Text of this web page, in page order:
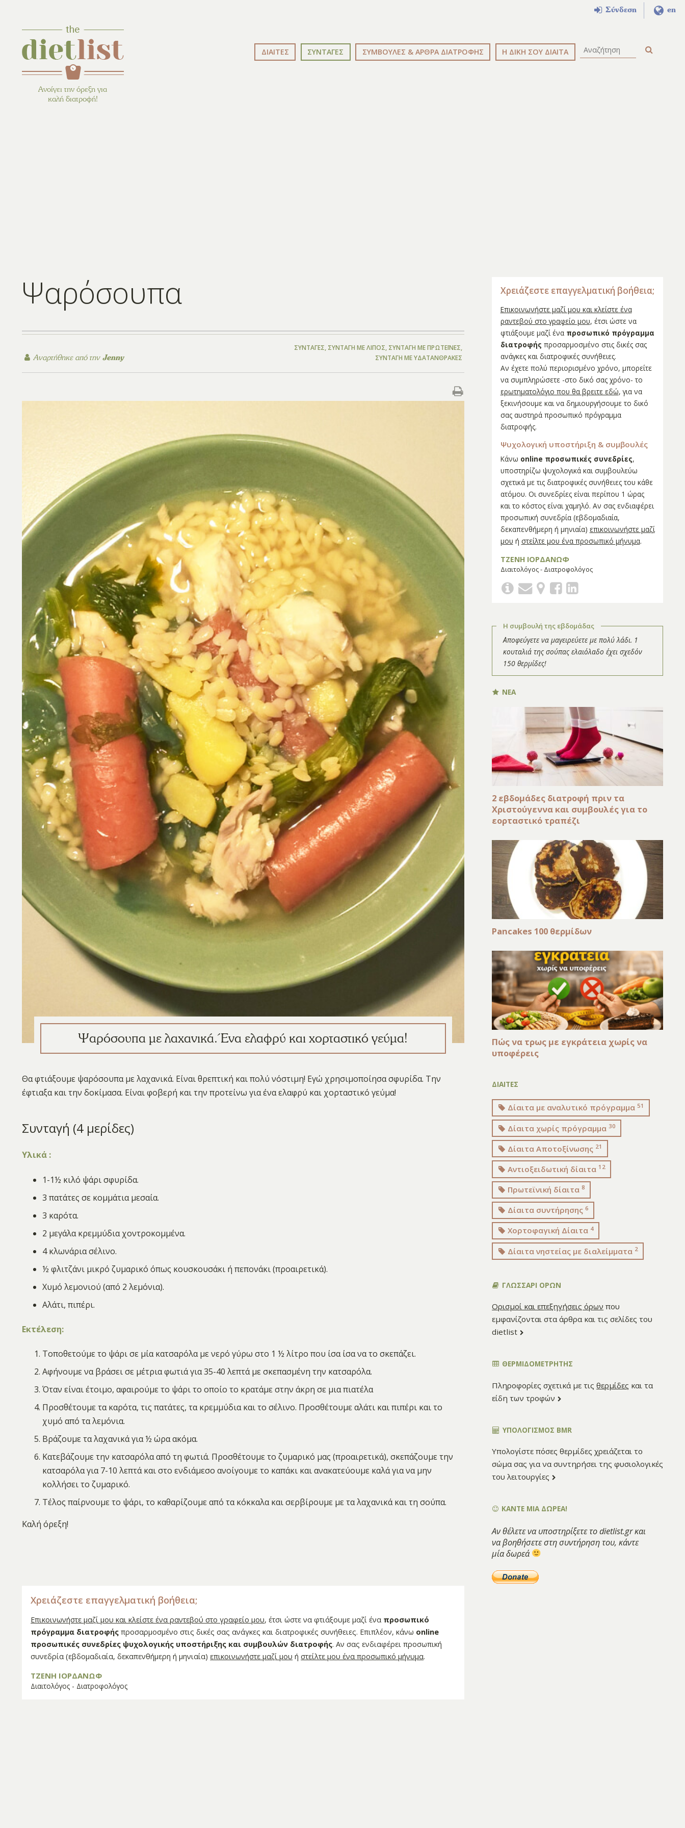
en
Σύνδεση
Ανοίγει την όρεξη για
καλή διατροφή!
ΔΙΑΙΤΕΣ ΣΥΝΤΑΓΕΣ ΣΥΜΒΟΥΛΕΣ & ΑΡΘΡΑ ΔΙΑΤΡΟΦΗΣ Η ΔΙΚΗ ΣΟΥ ΔΙΑΙΤΑ
Ψαρόσουπα
Αναρτήθηκε από τηνJenny
ΣΥΝΤΑΓΈΣ, ΣΥΝΤΑΓΉ ΜΕ ΛΊΠΟΣ, ΣΥΝΤΑΓΉ ΜΕ ΠΡΩΤΕΪ́ΝΕΣ,
ΣΥΝΤΑΓΉ ΜΕ ΥΔΑΤΆΝΘΡΑΚΕΣ
Ψαρόσουπα με λαχανικά. Ένα ελαφρύ και χορταστικό γεύμα!
Θα φτιάξουμε ψαρόσουπα με λαχανικά. Είναι θρεπτική και πολύ νόστιμη! Εγώ χρησιμοποίησα σφυρίδα. Την
έφτιαξα και την δοκίμασα. Είναι φοβερή και την προτείνω για ένα ελαφρύ και χορταστικό γεύμα!
Συνταγή (4 μερίδες)
Υλικά :
1-1½ κιλό ψάρι σφυρίδα.
3 πατάτες σε κομμάτια μεσαία.
3 καρότα.
2 μεγάλα κρεμμύδια χοντροκομμένα.
4 κλωνάρια σέλινο.
½ φλιτζάνι μικρό ζυμαρικό όπως κουσκουσάκι ή πεπονάκι (προαιρετικά).
Χυμό λεμονιού (από 2 λεμόνια).
Αλάτι, πιπέρι.
Εκτέλεση:
Τοποθετούμε το ψάρι σε μία κατσαρόλα με νερό γύρω στο 1 ½ λίτρο που ίσα ίσα να το σκεπάζει.
Αφήνουμε να βράσει σε μέτρια φωτιά για 35-40 λεπτά με σκεπασμένη την κατσαρόλα.
Όταν είναι έτοιμο, αφαιρούμε το ψάρι το οποίο το κρατάμε στην άκρη σε μια πιατέλα
Προσθέτουμε τα καρότα, τις πατάτες, τα κρεμμύδια και το σέλινο. Προσθέτουμε αλάτι και πιπέρι και το
χυμό από τα λεμόνια.
Βράζουμε τα λαχανικά για ½ ώρα ακόμα.
Κατεβάζουμε την κατσαρόλα από τη φωτιά. Προσθέτουμε το ζυμαρικό μας (προαιρετικά), σκεπάζουμε την
κατσαρόλα για 7-10 λεπτά και στο ενδιάμεσο ανοίγουμε το καπάκι και ανακατεύουμε καλά για να μην
κολλήσει το ζυμαρικό.
Τέλος παίρνουμε το ψάρι, το καθαρίζουμε από τα κόκκαλα και σερβίρουμε με τα λαχανικά και τη σούπα.
Καλή όρεξη!
Χρειάζεστε επαγγελματική βοήθεια;
Επικοινωνήστε μαζί μου και κλείστε ένα ραντεβού στο γραφείο μου, έτσι ώστε να φτιάξουμε μαζί ένα προσωπικό
πρόγραμμα διατροφής προσαρμοσμένο στις δικές σας ανάγκες και διατροφικές συνήθειες. Επιπλέον, κάνω online
προσωπικές συνεδρίες ψυχολογικής υποστήριξης και συμβουλών διατροφής. Αν σας ενδιαφέρει προσωπική
συνεδρία (εβδομαδιαία, δεκαπενθήμερη ή μηνιαία)επικοινωνήστε μαζί μου ήστείλτε μου ένα προσωπικό μήνυμα.
ΤΖΕΝΗ ΙΟΡΔΑΝΩΦ
Διαιτολόγος - Διατροφολόγος
Χρειάζεστε επαγγελματική βοήθεια;
Επικοινωνήστε μαζί μου και κλείστε ένα
ραντεβού στο γραφείο μου, έτσι ώστε να
φτιάξουμε μαζί ένα προσωπικό πρόγραμμα
διατροφής προσαρμοσμένο στις δικές σας
ανάγκες και διατροφικές συνήθειες.
Αν έχετε πολύ περιορισμένο χρόνο, μπορείτε
να συμπληρώσετε -στο δικό σας χρόνο- το
ερωτηματολόγιο που θα βρειτε εδώ, για να
ξεκινήσουμε και να δημιουργήσουμε το δικό
σας αυστηρά προσωπικό πρόγραμμα
διατροφής.
Ψυχολογική υποστήριξη & συμβουλές
Κάνω online προσωπικές συνεδρίες,
υποστηρίζω ψυχολογικά και συμβουλεύω
σχετικά με τις διατροφικές συνήθειες του κάθε
ατόμου. Οι συνεδρίες είναι περίπου 1 ώρας
και το κόστος είναι χαμηλό. Αν σας ενδιαφέρει
προσωπική συνεδρία (εβδομαδιαία,
δεκαπενθήμερη ή μηνιαία) επικοινωνήστε μαζί
μου ή στείλτε μου ένα προσωπικό μήνυμα.
ΤΖΕΝΗ ΙΟΡΔΑΝΩΦ
Διαιτολόγος - Διατροφολόγος
Η συμβουλή της εβδομάδας
Αποφεύγετε να μαγειρεύετε με πολύ λάδι. 1
κουταλιά της σούπας ελαιόλαδο έχει σχεδόν
150 θερμίδες!
ΝΕΑ
2 εβδομάδες διατροφή πριν τα
Χριστούγεννα και συμβουλές για το
εορταστικό τραπέζι
Pancakes 100 θερμίδων
Πώς να τρως με εγκράτεια χωρίς να
υποφέρεις
ΔΙΑΙΤΕΣ
Δίαιτα με αναλυτικό πρόγραμμα51
Δίαιτα χωρίς πρόγραμμα 30
Δίαιτα Αποτοξίνωσης 21
Αντιοξειδωτική δίαιτα 12
Πρωτεϊνική δίαιτα8
Δίαιτα συντήρησης6
Χορτοφαγική Δίαιτα 4
Δίαιτα νηστείας με διαλείμματα 2
ΓΛΩΣΣΑΡΙ ΟΡΩΝ
Ορισμοί και επεξηγήσεις όρων που
εμφανίζονται στα άρθρα και τις σελίδες του
dietlist
ΘΕΡΜΙΔΟΜΕΤΡΗΤΗΣ
Πληροφορίες σχετικά με τιςθερμίδες και τα
είδη των τροφών
ΥΠΟΛΟΓΙΣΜΌΣ BMR
Υπολογίστε πόσες θερμίδες χρειάζεται το
σώμα σας για να συντηρήσει της φυσιολογικές
του λειτουργίες
ΚΑΝΤΕ ΜΙΑ ΔΩΡΕΑ!
Αν θέλετε να υποστηρίξετε το dietlist.gr και
να βοηθήσετε στη συντήρηση του, κάντε
μία δωρεά